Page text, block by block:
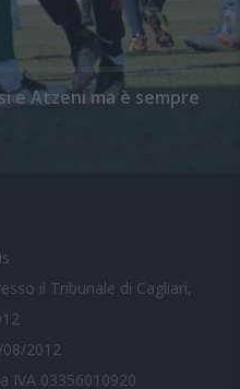
e Atzeni ma è sempre
il Tribunale di Cagliari,
2012
IVA 03356010920